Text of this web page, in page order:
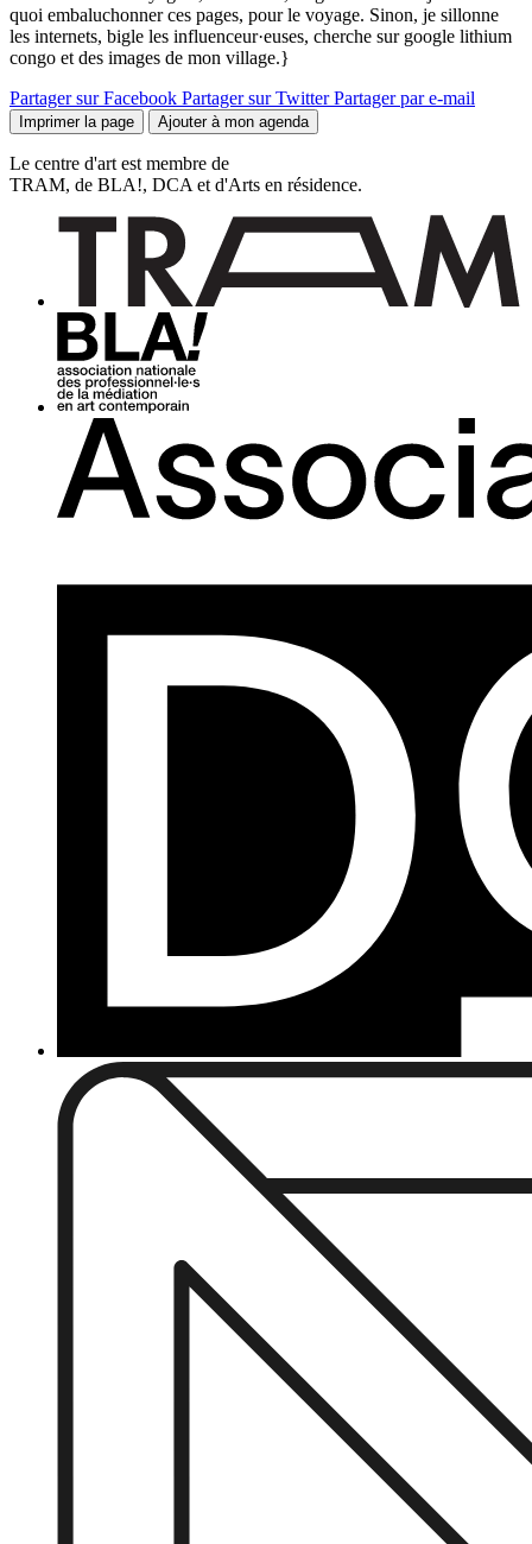
quoi embaluchonner ces pages, pour le voyage. Sinon, je sillonne
les internets, bigle les influenceur·euses, cherche sur google lithium
congo et des images de mon village.}
Partager sur Facebook Partager sur Twitter Partager par e-mail
Imprimer la page Ajouter à mon agenda
Le centre d'art est membre de
TRAM, de BLA!, DCA et d'Arts en résidence.